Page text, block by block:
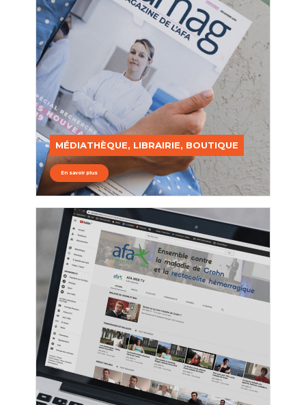
MÉDIATHÈQUE, LIBRAIRIE, BOUTIQUE
En savoir plus